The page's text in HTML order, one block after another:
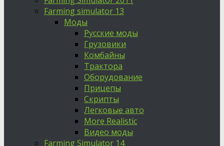
Farming simulator 13
Моды
Русские моды
Грузовики
Комбайны
Трактора
Оборудование
Прицепы
Скрипты
Легковые авто
More Realistic
Видео моды
Farming Simulator 14